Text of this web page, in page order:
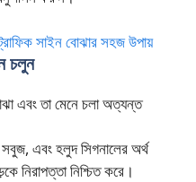
সাইন বোঝার সহজ উপায়
চলুন
এবং তা মেনে চলা অত্যন্ত
এবং হলুদ সিগনালের অর্থ
নিরাপত্তা নিশ্চিত করে।